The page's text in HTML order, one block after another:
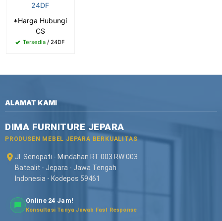
24DF
*Harga Hubungi
CS
Tersedia / 24DF
ALAMAT KAMI
DIMA FURNITURE JEPARA
PRODUSEN MEBEL JEPARA BERKUALITAS
Jl. Senopati - Mindahan RT 003 RW 003
Batealit - Jepara - Jawa Tengah
Indonesia - Kodepos 59461
Online 24 Jam!
Konsultasi Tanya Jawab Fast Response